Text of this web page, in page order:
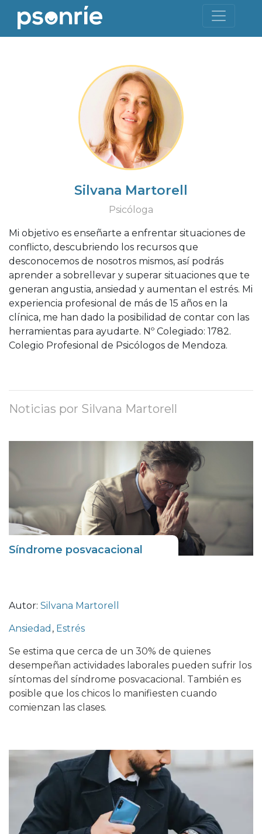
Silvana Martorell
Psicóloga
Mi objetivo es enseñarte a enfrentar situaciones de
conflicto, descubriendo los recursos que
desconocemos de nosotros mismos, así podrás
aprender a sobrellevar y superar situaciones que te
generan angustia, ansiedad y aumentan el estrés. Mi
experiencia profesional de más de 15 años en la
clínica, me han dado la posibilidad de contar con las
herramientas para ayudarte. Nº Colegiado: 1782.
Colegio Profesional de Psicólogos de Mendoza.
Noticias por Silvana Martorell
Síndrome posvacacional
Autor: Silvana Martorell
Ansiedad, Estrés
Se estima que cerca de un 30% de quienes
desempeñan actividades laborales pueden sufrir los
síntomas del síndrome posvacacional. También es
posible que los chicos lo manifiesten cuando
comienzan las clases.